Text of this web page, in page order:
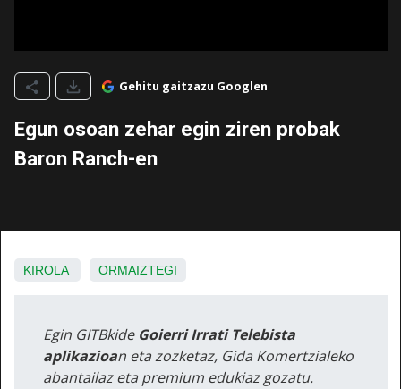
Gehitu gaitzazu Googlen
Egun osoan zehar egin ziren probak
Baron Ranch-en
KIROLA ORMAIZTEGI
Egin GITBkide Goierri Irrati Telebista
aplikazioan eta zozketaz, Gida Komertzialeko
abantailaz eta premium edukiaz gozatu.